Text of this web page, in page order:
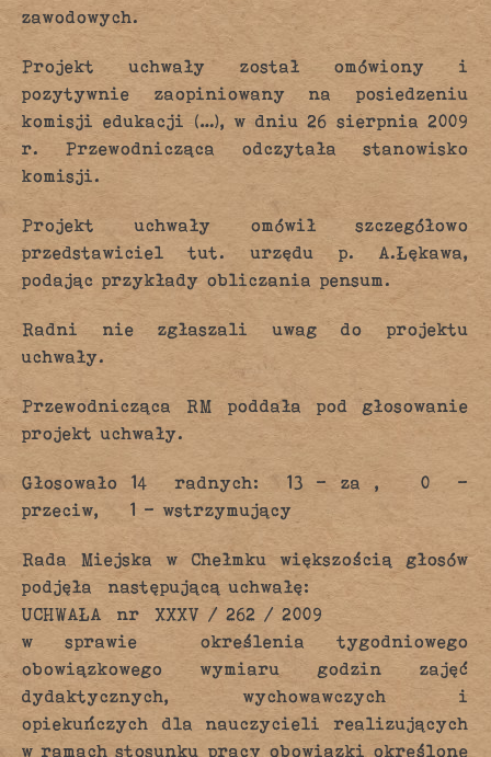
zawodowych.
Projekt uchwały został omówiony i
pozytywnie zaopiniowany na posiedzeniu
komisji edukacji (…), w dniu 26 sierpnia 2009
r. Przewodnicząca odczytała stanowisko
komisji.
Projekt uchwały omówił szczegółowo
przedstawiciel tut. urzędu p. A.Łękawa,
podając przykłady obliczania pensum.
Radni nie zgłaszali uwag do projektu
uchwały.
Przewodnicząca RM poddała pod głosowanie
projekt uchwały.
Głosowało 14 radnych: 13 – za , 0 –
przeciw, 1 – wstrzymujący
Rada Miejska w Chełmku większością głosów
podjęła następującą uchwałę:
UCHWAŁA nr XXXV / 262 / 2009
w sprawie określenia tygodniowego
obowiązkowego wymiaru godzin zajęć
dydaktycznych, wychowawczych i
opiekuńczych dla nauczycieli realizujących
w ramach stosunku pracy obowiązki określone